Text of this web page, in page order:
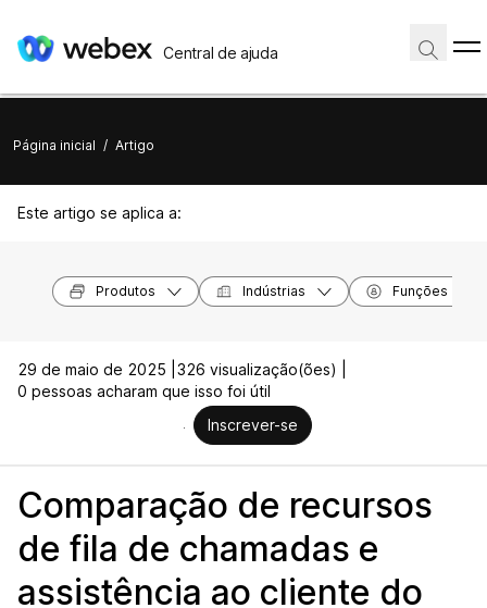
Central de ajuda
Página inicial / Artigo
Este artigo se aplica a:
Produtos Indústrias Funções
29 de maio de 2025 | 326 visualização(ões) |
0 pessoas acharam que isso foi útil
Inscrever-se
Comparação de recursos
de fila de chamadas e
assistência ao cliente do